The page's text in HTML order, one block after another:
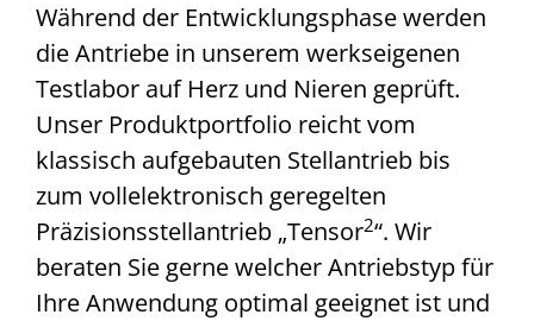
Während der Entwicklungsphase werden
die Antriebe in unserem werkseigenen
Testlabor auf Herz und Nieren geprüft.
Unser Produktportfolio reicht vom
klassisch aufgebauten Stellantrieb bis
zum vollelektronisch geregelten
Präzisionsstellantrieb „Tensor2“. Wir
beraten Sie gerne welcher Antriebstyp für
Ihre Anwendung optimal geeignet ist und